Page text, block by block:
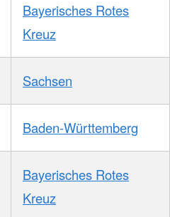
Bayerisches Rotes
Kreuz
Sachsen
Baden-Württemberg
Bayerisches Rotes
Kreuz